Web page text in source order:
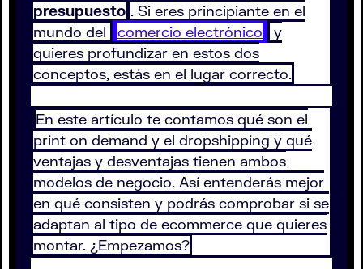
presupuesto . Si eres principiante en el
mundo del
comercio electrónico
y
quieres profundizar en estos dos
conceptos, estás en el lugar correcto.
En este artículo te contamos qué son el
print on demand y el dropshipping y qué
ventajas y desventajas tienen ambos
modelos de negocio. Así entenderás mejor
en qué consisten y podrás comprobar si se
adaptan al tipo de ecommerce que quieres
montar. ¿Empezamos?